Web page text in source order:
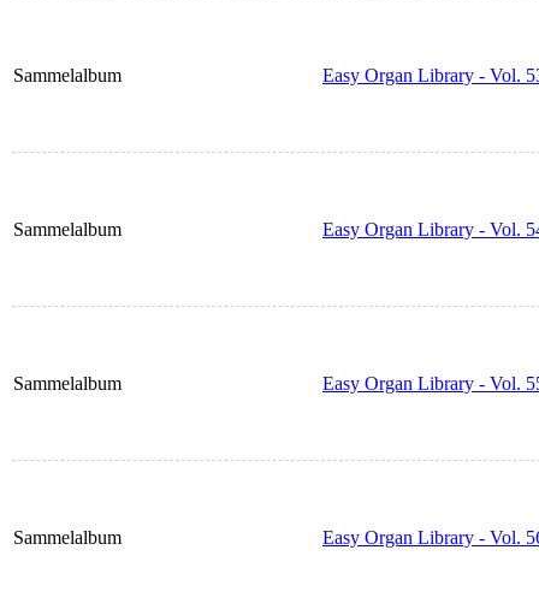
Sammelalbum Easy Organ Library - Vol.
Sammelalbum Easy Organ Library - Vol.
Sammelalbum Easy Organ Library - Vol.
Sammelalbum Easy Organ Library - Vol.